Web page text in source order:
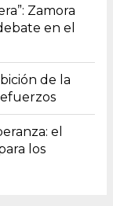
Zamora
en el
de la
el
los